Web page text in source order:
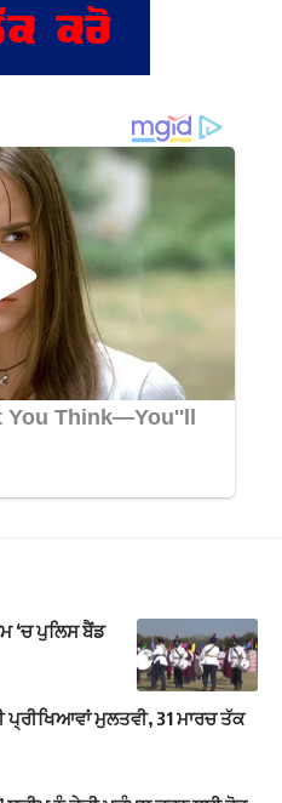
‘ਚ ਪੁਲਿਸ ਬੈਂਡ
ਮੁਲਤਵੀ, 31 ਮਾਰਚ ਤੱਕ